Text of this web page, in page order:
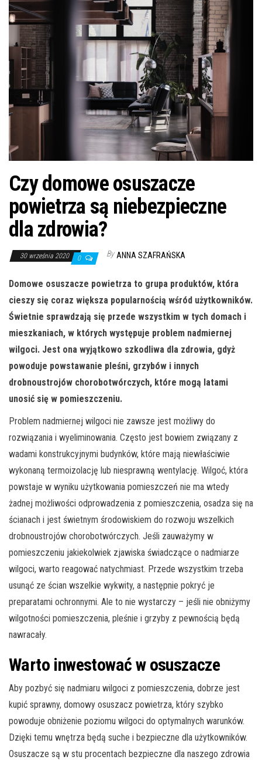
Czy domowe osuszacze
powietrza są niebezpieczne
dla zdrowia?
30 września 2020 0 By ANNA SZAFRAŃSKA
Domowe osuszacze powietrza to grupa produktów, która
cieszy się coraz większa popularnością wśród użytkowników.
Świetnie sprawdzają się przede wszystkim w tych domach i
mieszkaniach, w których występuje problem nadmiernej
wilgoci. Jest ona wyjątkowo szkodliwa dla zdrowia, gdyż
powoduje powstawanie pleśni, grzybów i innych
drobnoustrojów chorobotwórczych, które mogą latami
unosić się w pomieszczeniu.
Problem nadmiernej wilgoci nie zawsze jest możliwy do
rozwiązania i wyeliminowania. Często jest bowiem związany z
wadami konstrukcyjnymi budynków, które mają niewłaściwie
wykonaną termoizolację lub niesprawną wentylację. Wilgoć, która
powstaje w wyniku użytkowania pomieszczeń nie ma wtedy
żadnej możliwości odprowadzenia z pomieszczenia, osadza się na
ścianach i jest świetnym środowiskiem do rozwoju wszelkich
drobnoustrojów chorobotwórczych. Jeśli zauważymy w
pomieszczeniu jakiekolwiek zjawiska świadczące o nadmiarze
wilgoci, warto reagować natychmiast. Przede wszystkim trzeba
usunąć ze ścian wszelkie wykwity, a następnie pokryć je
preparatami ochronnymi. Ale to nie wystarczy – jeśli nie obniżymy
wilgotności pomieszczenia, pleśnie i grzyby z pewnością będą
nawracały.
Warto inwestować w osuszacze
Aby pozbyć się nadmiaru wilgoci z pomieszczenia, dobrze jest
kupić sprawny, domowy osuszacz powietrza, który szybko
powoduje obniżenie poziomu wilgoci do optymalnych warunków.
Dzięki temu wnętrza będą suche i bezpieczne dla użytkowników.
Osuszacze są w stu procentach bezpieczne dla naszego zdrowia